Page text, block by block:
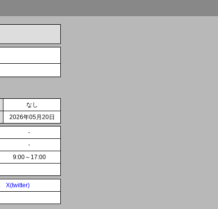
なし
2026年05月20日
-
-
9:00～17:00
X(twitter)